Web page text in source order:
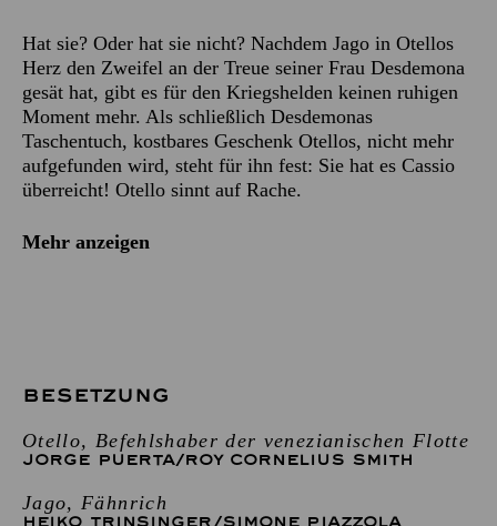
Hat sie? Oder hat sie nicht? Nachdem Jago in Otellos
Herz den Zweifel an der Treue seiner Frau Desdemona
gesät hat, gibt es für den Kriegshelden keinen ruhigen
Moment mehr. Als schließlich Desdemonas
Taschentuch, kostbares Geschenk Otellos, nicht mehr
aufgefunden wird, steht für ihn fest: Sie hat es Cassio
überreicht! Otello sinnt auf Rache.
Mehr anzeigen
BESETZUNG
Otello, Befehlshaber der venezianischen Flotte
JORGE PUERTA/ROY CORNELIUS SMITH
Jago, Fähnrich
HEIKO TRINSINGER/SIMONE PIAZZOLA